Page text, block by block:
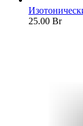
25.00 Br